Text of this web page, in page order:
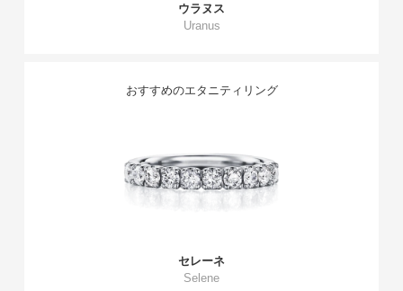
ウラヌス
Uranus
おすすめのエタニティリング
セレーネ
Selene